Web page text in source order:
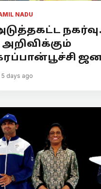
NADU
அறிவிக்கும்
5 days ago